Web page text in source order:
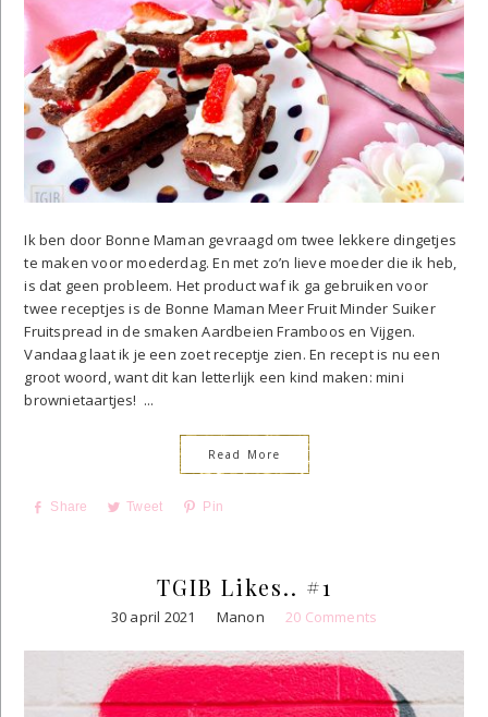
Ik ben door Bonne Maman gevraagd om twee lekkere dingetjes
te maken voor moederdag. En met zo’n lieve moeder die ik heb,
is dat geen probleem. Het product waf ik ga gebruiken voor
twee receptjes is de Bonne Maman Meer Fruit Minder Suiker
Fruitspread in de smaken Aardbeien Framboos en Vijgen.
Vandaag laat ik je een zoet receptje zien. En recept is nu een
groot woord, want dit kan letterlijk een kind maken: mini
brownietaartjes! ...
Read More
Share Tweet Pin
TGIB Likes.. #1
30 april 2021 Manon 20 Comments